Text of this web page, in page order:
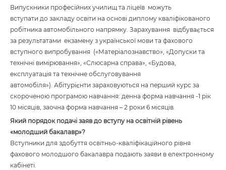
Випускники професійних училищ та ліцеїв можуть
вступати до закладу освіти на основі диплому кваліфікованого
робітника автомобільного напрямку. Зарахування відбувається
за результатами екзамену з української мови та фахового
вступного випробування («Матеріалознавство», «Допуски та
технічні вимірювання», «Слюсарна справа», «Будова,
експлуатація та технічне обслуговування
автомобіля»). Абітурієнти зараховуються на перший курс за
скороченою програмою навчання: денна форма навчання -1 рік
10 місяців, заочна форма навчання – 2 роки 6 місяців.
Який порядок подачі заяв до вступу на освітній рівень
«молодший бакалавр»?
Вступники для здобуття освітньо-кваліфікаційного рівня
фахового молодшого бакалавра подають заяви в електронному
кабінеті.